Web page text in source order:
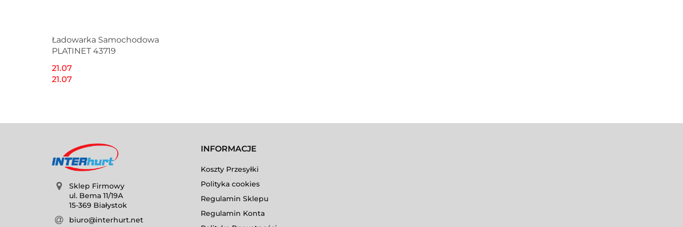
Ładowarka Samochodowa
PLATINET 43719
21.07
21.07
Sklep Firmowy
ul. Bema 11/19A
15-369 Białystok
biuro@interhurt.net
INFORMACJE
Koszty Przesyłki
Polityka cookies
Regulamin Sklepu
Regulamin Konta